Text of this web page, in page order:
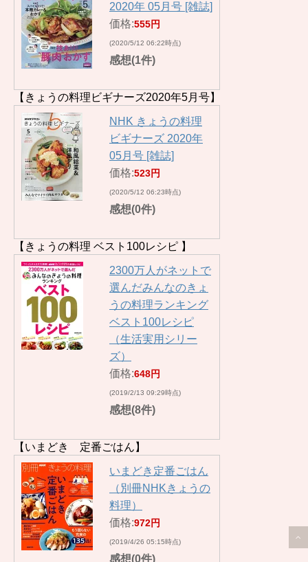
2020年 05月号 [雑誌]
価格:555円
(2020/5/12 06:22時点)
感想(1件)
【きょうの料理ビギナーズ2020年5月号】
NHK きょうの料理
ビギナーズ 2020年
05月号 [雑誌]
価格:523円
(2020/5/12 06:23時点)
感想(0件)
【きょうの料理 ベスト100レシピ 】
2300万人がネットで
選んだみんなのきょ
うの料理ランキング
ベスト100レシピ
（生活実用シリー
ズ）
価格:648円
(2019/2/13 09:29時点)
感想(8件)
【いまどき 定番ごはん】
いまどき定番ごはん
（別冊NHKきょうの
料理）
価格:972円
(2019/4/26 05:15時点)
感想(0件)